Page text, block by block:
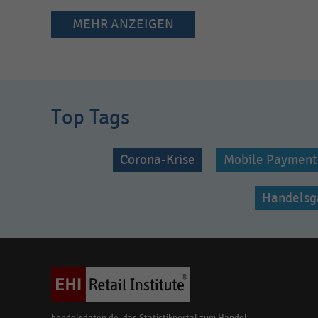
MEHR ANZEIGEN
Top Tags
Corona-Krise Mobile Payment